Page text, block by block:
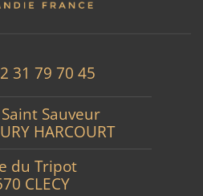
31 79 70 45
Sauveur
HARCOURT
du Tripot
CLECY